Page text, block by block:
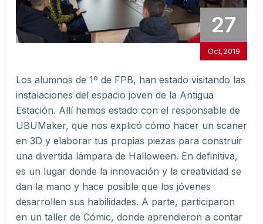
27
Oct,2019
Los alumnos de 1º de FPB, han estado visitando las
instalaciones del espacio joven de la Antigua
Estación. Allí hemos estado con el responsable de
UBUMaker, que nos explicó cómo hacer un scaner
en 3D y elaborar tus propias piezas para construir
una divertida lámpara de Halloween. En definitiva,
es un lugar donde la innovación y la creatividad se
dan la mano y hace posible que los jóvenes
desarrollen sus habilidades. A parte, participaron
en un taller de Cómic, donde aprendieron a contar